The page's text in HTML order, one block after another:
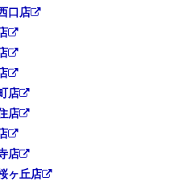
口店
店
店
店
ヶ丘店